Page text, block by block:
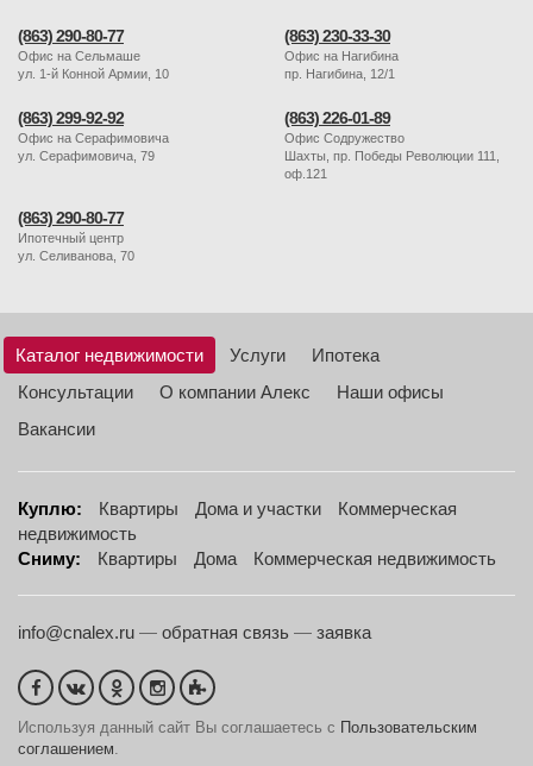
(863) 290-80-77
Офис на Сельмаше
ул. 1-й Конной Армии, 10
(863) 230-33-30
Офис на Нагибина
пр. Нагибина, 12/1
(863) 299-92-92
Офис на Серафимовича
ул. Серафимовича, 79
(863) 226-01-89
Офис Содружество
Шахты, пр. Победы Революции 111,
оф.121
(863) 290-80-77
Ипотечный центр
ул. Селиванова, 70
Каталог недвижимости Услуги
Ипотека
Консультации
О компании Алекс
Наши офисы
Вакансии
Куплю: Квартиры Дома и участки
Коммерческая
недвижимость
Сниму:
Квартиры Дома Коммерческая недвижимость
info@cnalex.ru — обратная связь — заявка
Используя данный сайт Вы соглашаетесь с Пользовательским
соглашением.